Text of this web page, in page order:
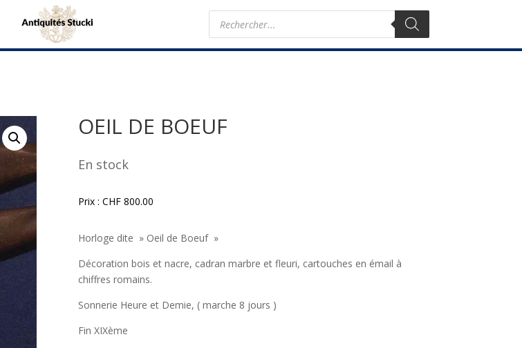
Recherche
produits
OEIL DE BOEUF
En stock
Prix : CHF800.00
Horloge dite » Oeil de Boeuf »
Décoration bois et nacre, cadran marbre et fleuri, cartouches en émail à
chiffres romains.
Sonnerie Heure et Demie, ( marche 8 jours )
Fin XIXème